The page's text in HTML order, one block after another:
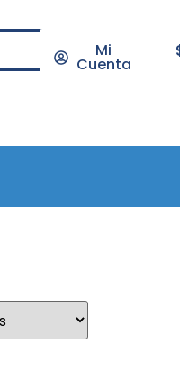
Mi
Cuenta